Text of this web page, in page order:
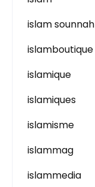
islam sounnah
islamboutique
islamique
islamiques
islamisme
islammag
islammedia